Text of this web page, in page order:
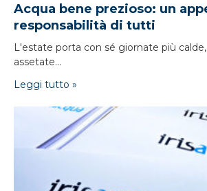
Acqua bene prezioso: un
responsabilità di tutti
L'estate porta con sé giornate più
assetate...
Leggi tutto »